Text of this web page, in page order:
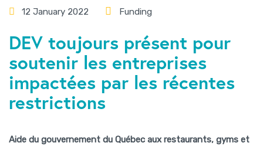
12 January 2022 Funding
DEV toujours présent pour
soutenir les entreprises
impactées par les récentes
restrictions
Aide du gouvernement du Québec aux restaurants, gyms et